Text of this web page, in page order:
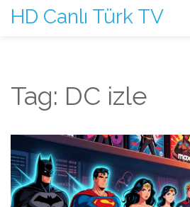
HD Canlı Türk TV
Tag: DC izle